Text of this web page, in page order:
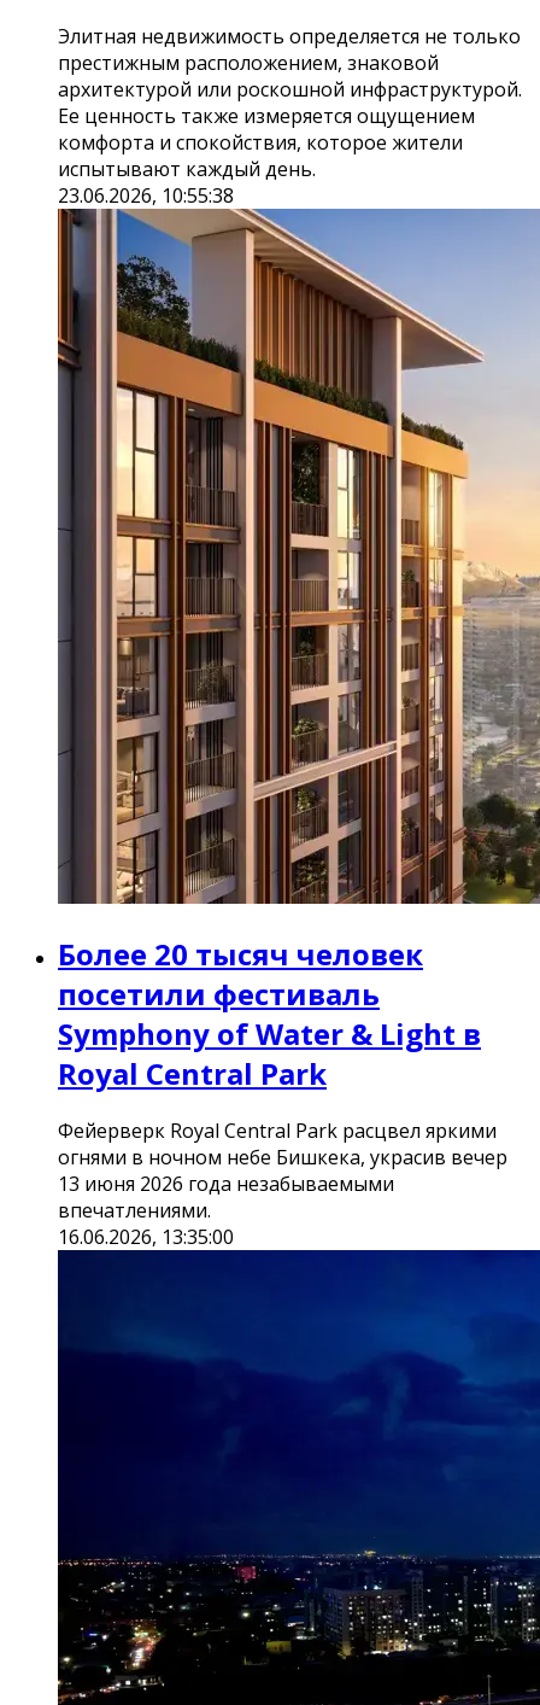
Элитная недвижимость определяется не только
престижным расположением, знаковой
архитектурой или роскошной инфраструктурой.
Ее ценность также измеряется ощущением
комфорта и спокойствия, которое жители
испытывают каждый день.
23.06.2026, 10:55:38
Более 20 тысяч человек
посетили фестиваль
Symphony of Water & Light в
Royal Central Park
Фейерверк Royal Central Park расцвел яркими
огнями в ночном небе Бишкека, украсив вечер
13 июня 2026 года незабываемыми
впечатлениями.
16.06.2026, 13:35:00